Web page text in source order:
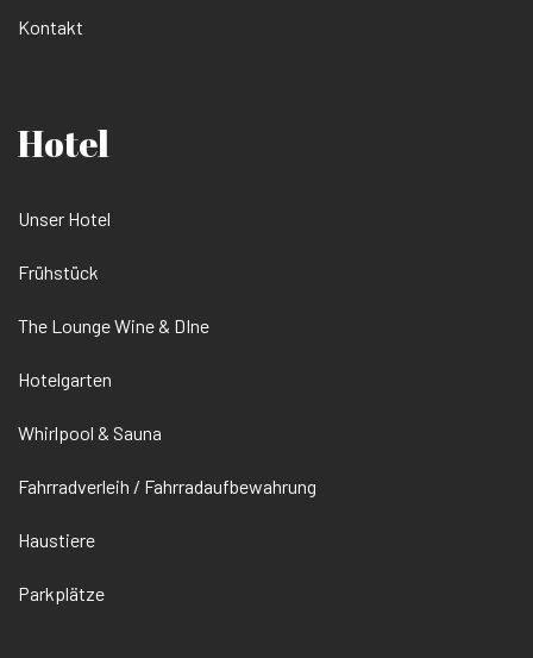
Kontakt
Hotel
Unser Hotel
Frühstück
The Lounge Wine & DIne
Hotelgarten
Whirlpool & Sauna
Fahrradverleih / Fahrradaufbewahrung
Haustiere
Parkplätze